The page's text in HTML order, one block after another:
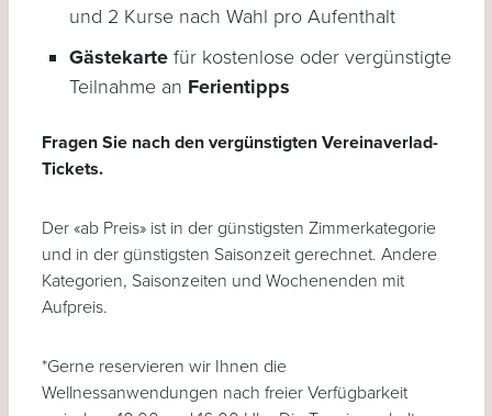
und 2 Kurse nach Wahl pro Aufenthalt
Gästekartefür kostenlose oder vergünstigte
Teilnahme an Ferientipps
Fragen Sie nach den vergünstigten Vereinaverlad-
Tickets.
Der «ab Preis» ist in der günstigsten Zimmerkategorie
und in der günstigsten Saisonzeit gerechnet. Andere
Kategorien, Saisonzeiten und Wochenenden mit
Aufpreis.
*Gerne reservieren wir Ihnen die
Wellnessanwendungen nach freier Verfügbarkeit